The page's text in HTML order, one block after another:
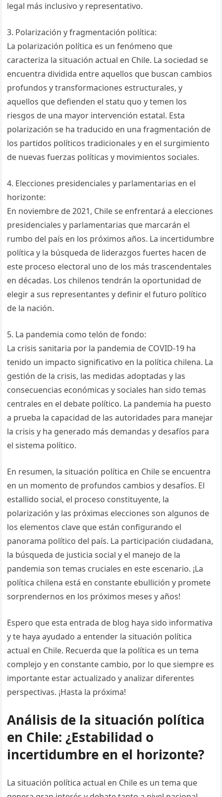
legal más inclusivo y representativo.
3. Polarización y fragmentación política:
La polarización política es un fenómeno que
caracteriza la situación actual en Chile. La sociedad se
encuentra dividida entre aquellos que buscan cambios
profundos y transformaciones estructurales, y
aquellos que defienden el statu quo y temen los
riesgos de una mayor intervención estatal. Esta
polarización se ha traducido en una fragmentación de
los partidos políticos tradicionales y en el surgimiento
de nuevas fuerzas políticas y movimientos sociales.
4. Elecciones presidenciales y parlamentarias en el
horizonte:
En noviembre de 2021, Chile se enfrentará a elecciones
presidenciales y parlamentarias que marcarán el
rumbo del país en los próximos años. La incertidumbre
política y la búsqueda de liderazgos fuertes hacen de
este proceso electoral uno de los más trascendentales
en décadas. Los chilenos tendrán la oportunidad de
elegir a sus representantes y definir el futuro político
de la nación.
5. La pandemia como telón de fondo:
La crisis sanitaria por la pandemia de COVID-19 ha
tenido un impacto significativo en la política chilena. La
gestión de la crisis, las medidas adoptadas y las
consecuencias económicas y sociales han sido temas
centrales en el debate político. La pandemia ha puesto
a prueba la capacidad de las autoridades para manejar
la crisis y ha generado más demandas y desafíos para
el sistema político.
En resumen, la situación política en Chile se encuentra
en un momento de profundos cambios y desafíos. El
estallido social, el proceso constituyente, la
polarización y las próximas elecciones son algunos de
los elementos clave que están configurando el
panorama político del país. La participación ciudadana,
la búsqueda de justicia social y el manejo de la
pandemia son temas cruciales en este escenario. ¡La
política chilena está en constante ebullición y promete
sorprendernos en los próximos meses y años!
Espero que esta entrada de blog haya sido informativa
y te haya ayudado a entender la situación política
actual en Chile. Recuerda que la política es un tema
complejo y en constante cambio, por lo que siempre es
importante estar actualizado y analizar diferentes
perspectivas. ¡Hasta la próxima!
Análisis de la situación política
en Chile: ¿Estabilidad o
incertidumbre en el horizonte?
La situación política actual en Chile es un tema que